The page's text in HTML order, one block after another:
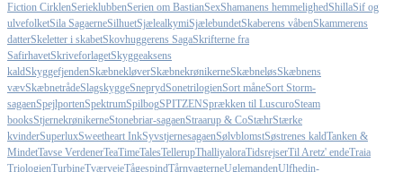
Fiction CirklenSerieklubbenSerien om BastianSexShamanens hemmelighedShillaSif og
ulvefolketSila SagaerneSilhuetSjælealkymiSjælebundetSkaberens våbenSkammerens
datterSkeletter i skabetSkovhuggerens SagaSkrifterne fra
SafirhavetSkriveforlagetSkyggeaksens
kaldSkyggefjendenSkæbnekløverSkæbnekrønikerneSkæbneløsSkæbnens
vævSkæbnetrådeSlagskyggeSneprydSonetrilogienSort måneSort Storm-
sagaenSpejlportenSpektrumSpilbogSPITZENSprækken til LuscuroSteam
booksStjernekrønikerneStonebriar-sagaenStraarup & CoStæhrStærke
kvinderSuperluxSweetheart InkSyvstjernesagaenSølvblomstSøstrenes kaldTanken &
MindetTavse VerdenerTeaTimeTalesTellerupThalliyaloraTidsrejserTil Aretz' endeTraia
TriologienTurbineTværvejeTågespindTårnvagterneUglemandenUlfhedin-